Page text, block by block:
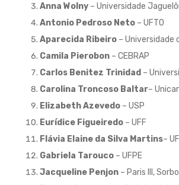
Anna Wolny – Universidade
Antonio Pedroso Neto – UFTO
Aparecida Ribeiro – Universidade
Camila Pierobon – CEBRAP
Carlos Benitez Trinidad –
Carolina Troncoso Baltar–
Elizabeth Azevedo – USP
Eurídice Figueiredo – UFF
Flávia Elaine da Silva Martins–
Gabriela Tarouco – UFPE
Jacqueline Penjon – Paris III,